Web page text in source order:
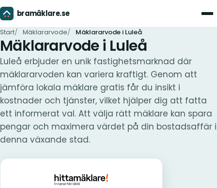
bramäklare.se
Start Mäklararvode Mäklararvode i Luleå
Mäklararvode i Luleå
Luleå erbjuder en unik fastighetsmarknad där
mäklararvoden kan variera kraftigt. Genom att
jämföra lokala mäklare gratis får du insikt i
kostnader och tjänster, vilket hjälper dig att fatta
ett informerat val. Att välja rätt mäklare kan spara
pengar och maximera värdet på din bostadsaffär i
denna växande stad.